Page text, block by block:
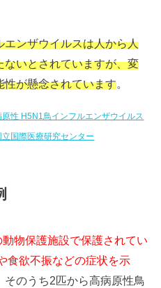
ンザウイルスは人から人
いとされていますが、変
性が懸念されています。
性 H5N1鳥インフルエンザウイルス
国際医療研究センター
物保護施設で保護されてい
食欲不振などの症状を示
そのうち2匹から高病原性鳥